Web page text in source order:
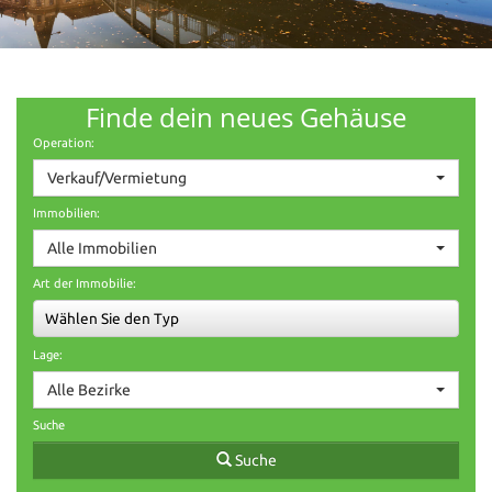
Finde dein neues Gehäuse
Operation:
Verkauf/Vermietung
Immobilien:
Alle Immobilien
Art der Immobilie:
Wählen Sie den Typ
Lage:
Alle Bezirke
Suche
Suche